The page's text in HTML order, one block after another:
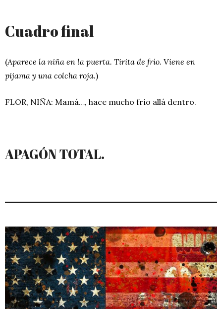
Cuadro final
(Aparece la niña en la puerta. Tirita de frío. Viene en
pijama y una colcha roja.)
FLOR, NIÑA: Mamá…, hace mucho frío allá dentro.
APAGÓN TOTAL.